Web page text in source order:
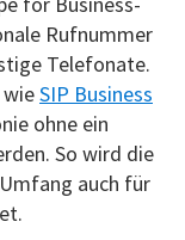
Rufnummer
Telefonate.
wieSIP Business
ohne ein
So wird die
auch für